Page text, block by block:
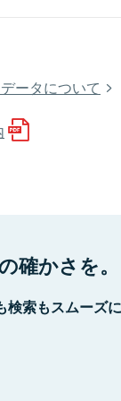
ータについて
確かさを。
検索もスムーズ